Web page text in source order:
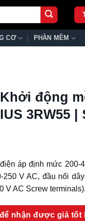
CƠ PHẦN MỀM
động
3RW55 |
áp định mức 200-
V AC, đầu nối
V AC Screw terminals).
nhận được giá tốt